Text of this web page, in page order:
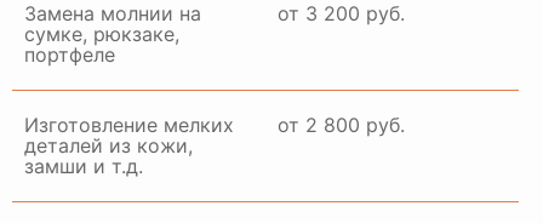
Замена молнии на
сумке, рюкзаке,
портфеле
от 3 200 руб.
Изготовление мелких
деталей из кожи,
замши и т.д.
от 2 800 руб.